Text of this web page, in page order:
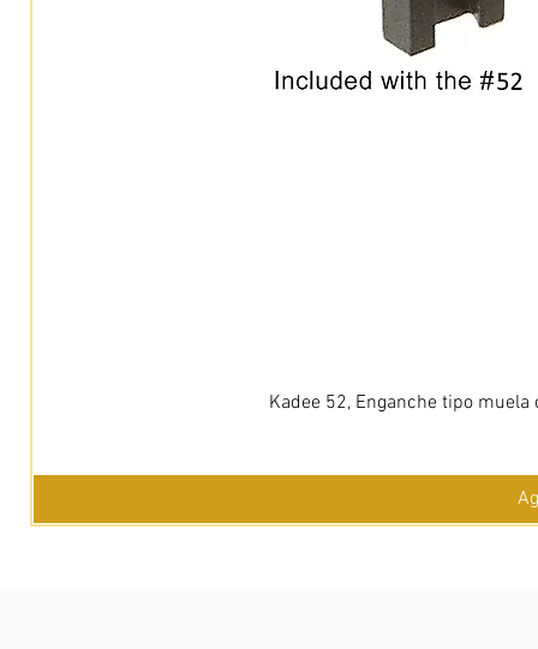
Kadee 52, Enganche tipo